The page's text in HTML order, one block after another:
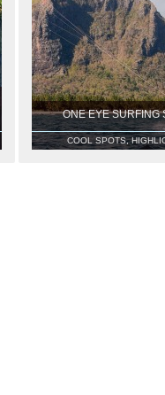
ONE EYE SURFING
COOL SPOTS,